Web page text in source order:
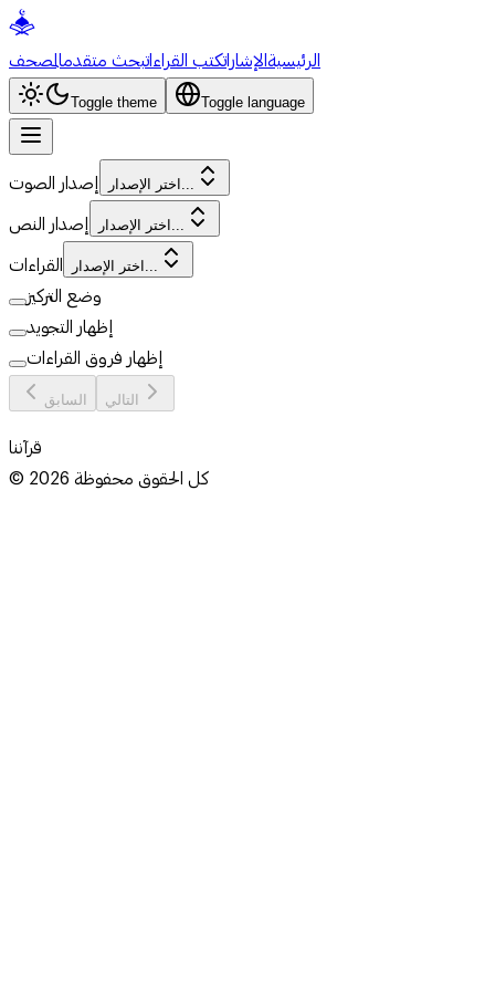
الرئيسيةالإشاراتكتب القراءاتبحث متقدمالمصحف
Toggle theme Toggle language
إصدار الصوت اختر الإصدار...
إصدار النص اختر الإصدار...
القراءات اختر الإصدار...
وضع التركيز
إظهار التجويد
إظهار فروق القراءات
السابق التالي
قرآننا
© 2026كل الحقوق محفوظة